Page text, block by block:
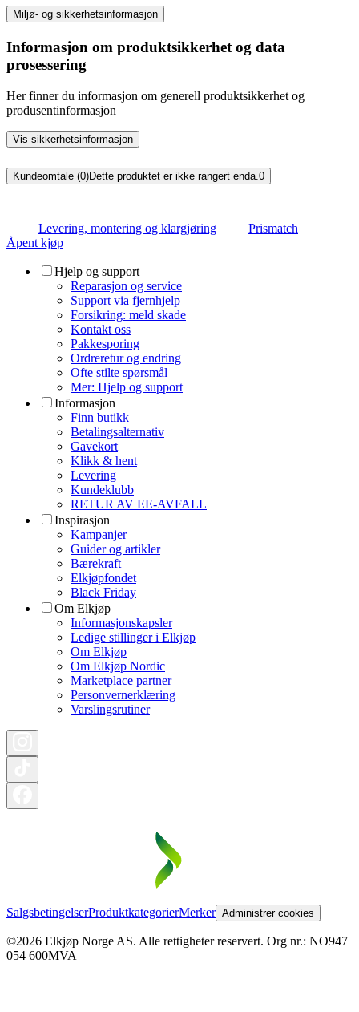
Miljø- og sikkerhetsinformasjon
Informasjon om produktsikkerhet og data
prosessering
Her finner du informasjon om generell produktsikkerhet og
produsentinformasjon
Vis sikkerhetsinformasjon
Kundeomtale (0)Dette produktet er ikke rangert enda.0
Levering, montering og klargjøring
Prismatch
Åpent kjøp
Hjelp og support
Reparasjon og service
Support via fjernhjelp
Forsikring: meld skade
Kontakt oss
Pakkesporing
Ordreretur og endring
Ofte stilte spørsmål
Mer: Hjelp og support
Informasjon
Finn butikk
Betalingsalternativ
Gavekort
Klikk & hent
Levering
Kundeklubb
RETUR AV EE-AVFALL
Inspirasjon
Kampanjer
Guider og artikler
Bærekraft
Elkjøpfondet
Black Friday
Om Elkjøp
Informasjonskapsler
Ledige stillinger i Elkjøp
Om Elkjøp
Om Elkjøp Nordic
Marketplace partner
Personvernerklæring
Varslingsrutiner
SalgsbetingelserProduktkategorierMerker Administrer cookies
©2026 Elkjøp Norge AS. Alle rettigheter reservert. Org nr.: NO947
054 600MVA